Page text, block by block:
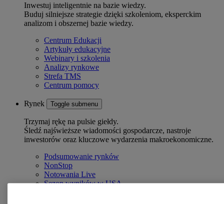
Inwestuj inteligentnie na bazie wiedzy.
Buduj silniejsze strategie dzięki szkoleniom, eksperckim
analizom i obszernej bazie wiedzy.
Centrum Edukacji
Artykuły edukacyjne
Webinary i szkolenia
Analizy rynkowe
Strefa TMS
Centrum pomocy
Rynek Toggle submenu
Trzymaj rękę na pulsie giełdy.
Śledź najświeższe wiadomości gospodarcze, nastroje
inwestorów oraz kluczowe wydarzenia makroekonomiczne.
Podsumowanie rynków
NonStop
Notowania Live
Sezon wyników w USA